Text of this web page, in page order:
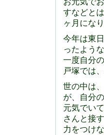
すなどと
ヶ月にな
今年は東
ったよう
一度自分
戸塚では
世の中は
が、自分
元気でい
さんと接
力をつけ